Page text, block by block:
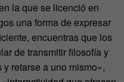
la que se licenció en
una forma de expresar
encuentras que los
de transmitir filosofía y
retarse a uno mismo»,